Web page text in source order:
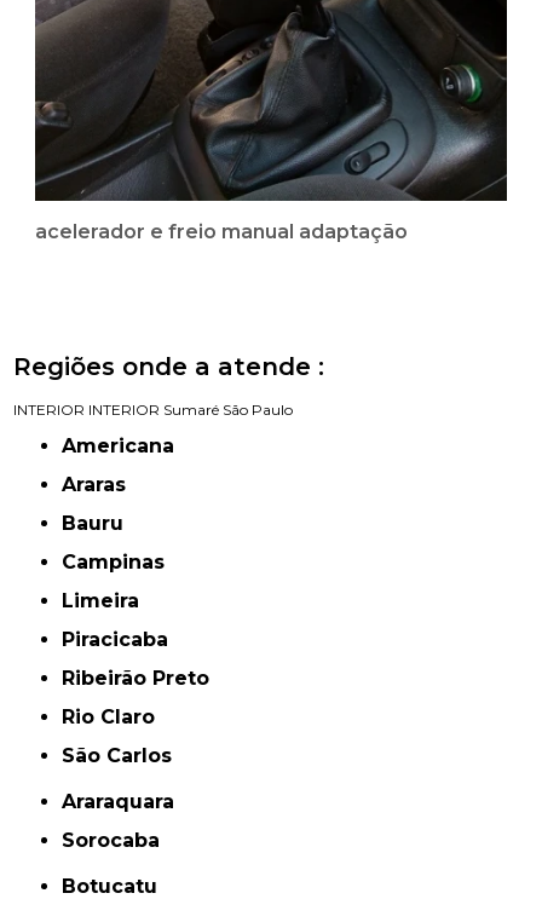
acelerador e freio manual adaptação
Regiões onde a atende :
INTERIOR INTERIOR Sumaré São Paulo
Americana
Araras
Bauru
Campinas
Limeira
Piracicaba
Ribeirão Preto
Rio Claro
São Carlos
Araraquara
Sorocaba
Botucatu